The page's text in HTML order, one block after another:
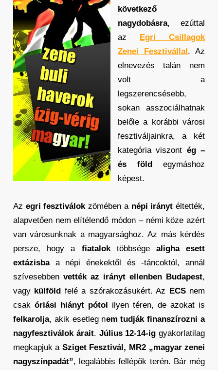
következő
nagydobásra, ezúttal
az Egri Csillagok
Zenei Fesztivállal. Az
elnevezés talán nem
volt a
legszerencsésebb,
sokan asszociálhatnak
belőle a korábbi városi
fesztiváljainkra, a két
kategória viszont ég –
és föld egymáshoz
képest.
Az egri fesztiválokzömében a népi irányt éltették,
alapvetően nem elítélendő módon – némi köze azért
van városunknak a magyarsághoz. Az más kérdés
persze, hogy a fiatalok többségealigha esett
extázisbaa népi énekektől és -táncoktól, annál
szívesebben vették az irányt ellenben Budapest,
vagy külföld felé a szórakozásukért. Az ECSnem
csakóriási hiányt pótol ilyen téren, de azokat is
felkarolja, akik esetleg nem tudják finanszírozni a
nagyfesztiválok árait. Július 12-14-ig gyakorlatilag
megkapjuk a Sziget Fesztivál, MR2 „magyar zenei
nagyszínpadát”, legalábbis fellépők terén. Bár még